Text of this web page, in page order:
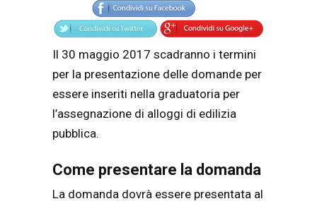
Il 30 maggio 2017 scadranno i termini
per la presentazione delle domande per
essere inseriti nella graduatoria per
l’assegnazione di alloggi di edilizia
pubblica.
Come presentare la domanda
La domanda dovrà essere presentata al